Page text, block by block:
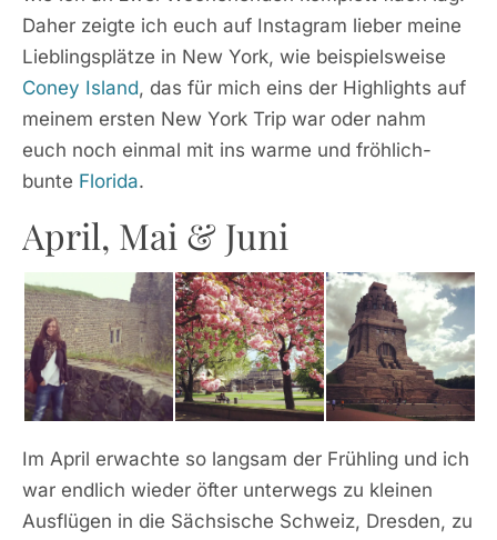
Daher zeigte ich euch auf Instagram lieber meine
Lieblingsplätze in New York, wie beispielsweise
Coney Island, das für mich eins der Highlights auf
meinem ersten New York Trip war oder nahm
euch noch einmal mit ins warme und fröhlich-
bunte Florida.
April, Mai & Juni
Im April erwachte so langsam der Frühling und ich
war endlich wieder öfter unterwegs zu kleinen
Ausflügen in die Sächsische Schweiz, Dresden, zu